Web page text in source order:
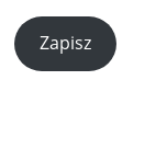
Zapisz